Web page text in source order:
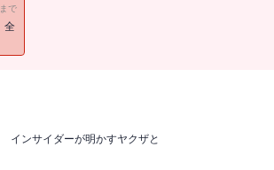
で
全
インサイダーが明かすヤクザと